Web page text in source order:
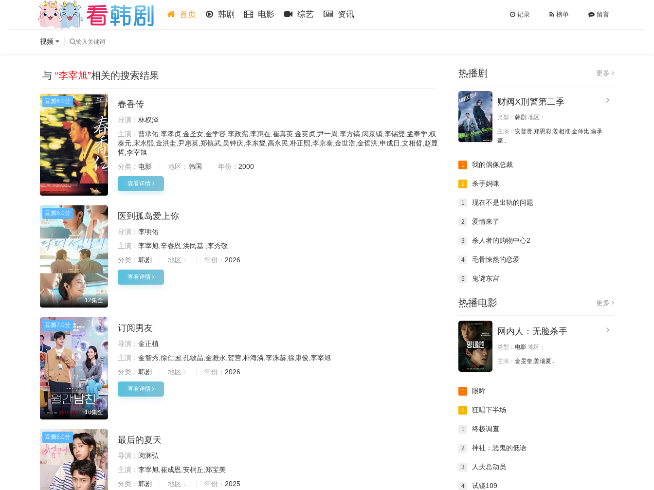
首页 韩剧 电影 综艺 资讯 记录 榜单 留言
视频
与 “李宰旭”相关的搜索结果
豆瓣6.0分 春香传
导演： 林权泽
主演： 曹承佑,李孝贞,金圣女,金学容,李政宪,李惠在,崔真英,金英贞,尹一周,李方镐,闵京镇,李锡燮,孟奉学,权
泰元,宋永熙,金洪圭,尹惠英,郑镇武,吴钟庆,李东燮,高永民,朴正熙,李京泰,金世浩,金哲洪,申成日,文相哲,赵显
哲,李宰旭
分类： 电影 地区： 韩国 年份： 2000
查看详情
豆瓣5.0分
12集全
医到孤岛爱上你
导演： 李明佑
主演： 李宰旭,辛睿恩,洪民基 ,李秀敬
分类： 韩剧 地区： 年份： 2026
查看详情
豆瓣7.0分
10集全
订阅男友
导演： 金正植
主演： 金智秀,徐仁国,孔敏晶,金雅永,贺营,朴海潾,李洙赫,徐康俊,李宰旭
分类： 韩剧 地区： 年份： 2026
查看详情
豆瓣6.0分 最后的夏天
导演： 闵渊弘
主演： 李宰旭,崔成恩,安桐丘,郑宝美
分类： 韩剧 地区： 年份： 2025
热播剧 更多
财阀X刑警第二季
类型： 韩剧 地区：
主演： 安普贤,郑恩彩,姜相准,金伸比,俞承
豪..
1 我的偶像总裁
2 杀手妈咪
1 现在不是出轨的问题
2 爱情来了
3 杀人者的购物中心2
4 毛骨悚然的恋爱
5 鬼谜东宫
热播电影 更多
网内人：无脸杀手
类型： 电影 地区：
主演： 金旻奎,姜瑞夏..
1 眼眸
2 狂唱下半场
1 终极调查
2 神社：恶鬼的低语
3 人夫总动员
4 试镜109